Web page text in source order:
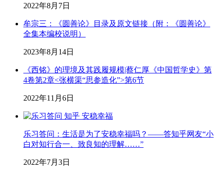
2022年8月7日
牟宗三：《圆善论》目录及原文链接（附：《圆善论》
全集本编校说明）
2023年8月14日
《西铭》的理境及其践履规模|蔡仁厚《中国哲学史》第
4卷第2章<张横渠“思参造化”>第6节
2022年11月6日
乐习答问：生活是为了安稳幸福吗？——答知乎网友“小
白对知行合一、致良知的理解……”
2022年7月3日